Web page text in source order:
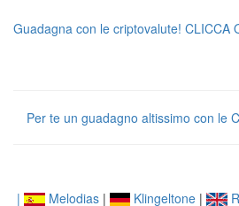
Guadagna con le criptovalute! CLICCA
Per te un guadagno altissimo con le
| Melodias| Klingeltone|